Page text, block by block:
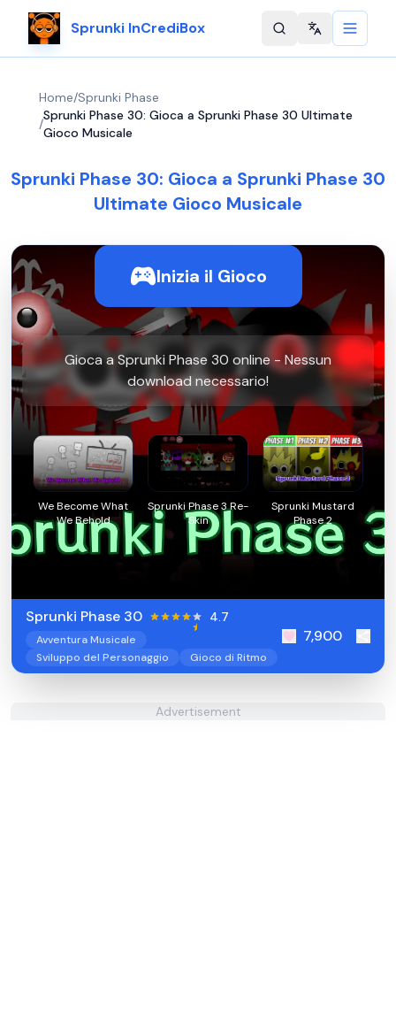
Sprunki InCrediBox Change
Home/Sprunki Phase
/
Sprunki Phase 30: Gioca a Sprunki Phase 30 Ultimate
Gioco Musicale
Sprunki Phase 30: Gioca a Sprunki Phase 30
Ultimate Gioco Musicale
Inizia il Gioco
Gioca a Sprunki Phase 30 online - Nessun
download necessario!
We Become What
We Behold
Sprunki Phase 3 Re-
Skin
Sprunki Mustard
Phase 2
Sprunki Phase 30 4.7
Avventura Musicale
Sviluppo del Personaggio
Gioco di Ritmo
7,900
Advertisement